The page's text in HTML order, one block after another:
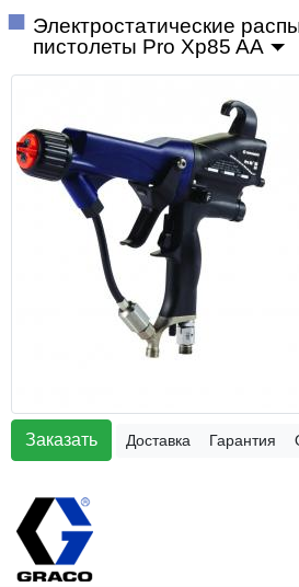
Электростатические
пистолеты Pro Xp85 AA
Заказать Доставка Гарантия